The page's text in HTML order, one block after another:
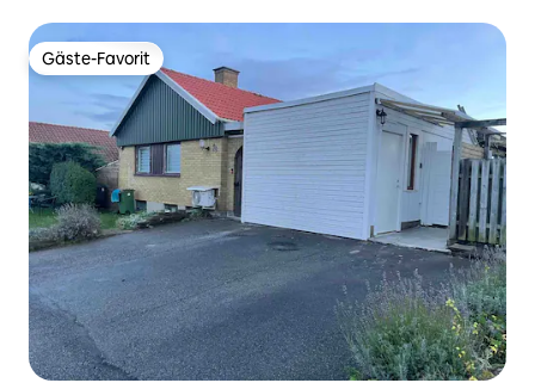
Gäste-Favorit
Gäste-Favorit